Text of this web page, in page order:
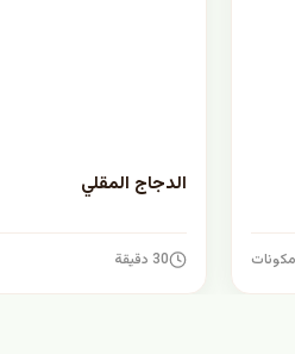
الدجاج المقلي
30 دقيقة